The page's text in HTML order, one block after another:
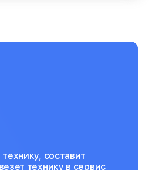
составит
технику в сервис